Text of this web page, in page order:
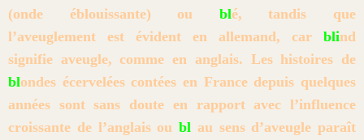
(onde éblouissante) ou blé, tandis que
l’aveuglement est évident en allemand, car blind
signifie aveugle, comme en anglais. Les histoires de
blondes écervelées contées en France depuis quelques
années sont sans doute en rapport avec l’influence
croissante de l’anglais ou bl au sens d’aveugle paraît